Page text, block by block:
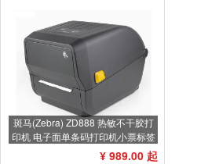
斑马(Zebra) ZD888 热敏不干胶打
印机 电子面单条码打印机小票标签
打印机不干胶标签机¥ 989.00 起